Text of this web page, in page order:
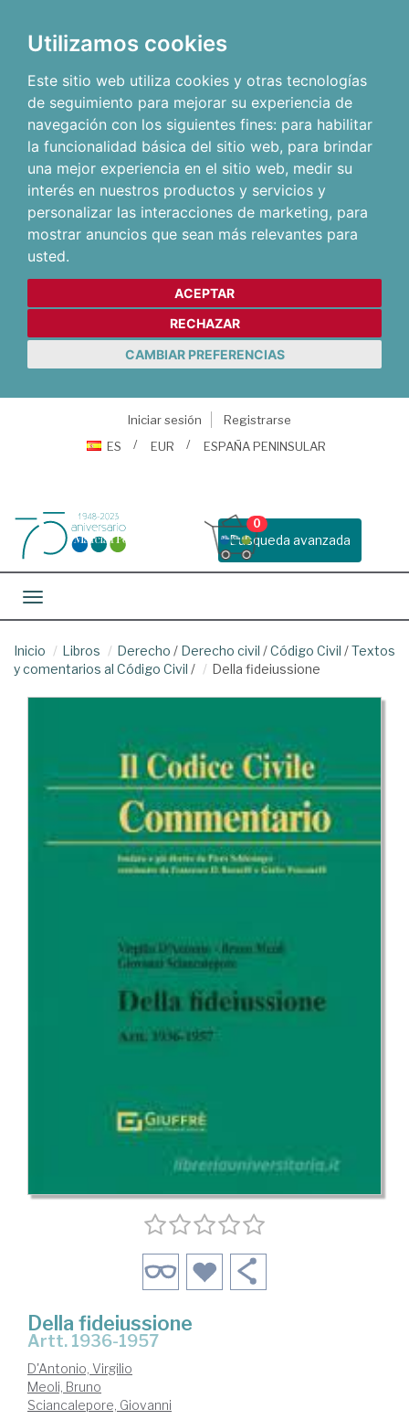
Utilizamos cookies
Este sitio web utiliza cookies y otras tecnologías
de seguimiento para mejorar su experiencia de
navegación con los siguientes fines: para habilitar
la funcionalidad básica del sitio web, para brindar
una mejor experiencia en el sitio web, medir su
interés en nuestros productos y servicios y
personalizar las interacciones de marketing, para
mostrar anuncios que sean más relevantes para
usted.
ACEPTAR
RECHAZAR
CAMBIAR PREFERENCIAS
Iniciar sesión
Registrarse
ES
EUR ESPAÑA PENINSULAR
Busqueda avanzada
0
Toggle navigation
Inicio Libros Derecho / Derecho civil /Código Civil /Textos
y comentarios al Código Civil / Della fideiussione
Della fideiussione
Artt. 1936-1957
D'Antonio, Virgilio
Meoli, Bruno
Sciancalepore, Giovanni